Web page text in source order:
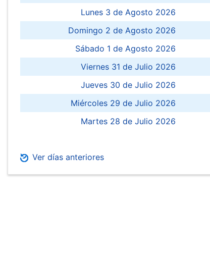
Lunes 3 de Agosto 2026
Domingo 2 de Agosto 2026
Sábado 1 de Agosto 2026
Viernes 31 de Julio 2026
Jueves 30 de Julio 2026
Miércoles 29 de Julio 2026
Martes 28 de Julio 2026
Ver días anteriores